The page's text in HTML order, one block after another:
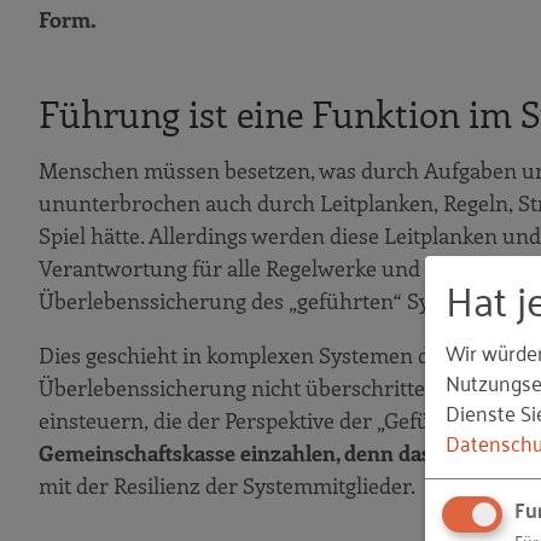
Form.
Führung ist eine Funktion im
Menschen müssen besetzen, was durch
ununterbrochen auch durch Leitplanken, Regeln,
Spiel hätte. Allerdings werden diese Leitplanken
Verantwortung für alle Regelwerke und
Überlebenssicherung des „geführten“ Systems
Dies geschieht in komplexen Systemen durch
Überlebenssicherung nicht überschritten werden
einsteuern, die der Perspektive der „Geführten“
Gemeinschaftskasse einzahlen, denn das tun sie
mit der Resilienz der Systemmitglieder.
Hat
Wir
Dienste